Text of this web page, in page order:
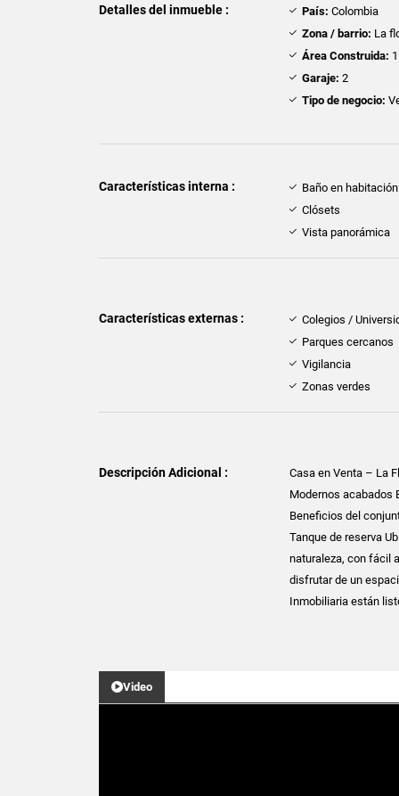
Detalles del inmueble : País: Colombia
Zona / barrio: La
Área Construida:
Garaje: 2
Tipo de negocio:
Características interna :
Baño en
Clósets
Vista panorámica
Características externas :
Colegios /
Parques cercanos
Vigilancia
Zonas verdes
Descripción Adicional :
Casa en Venta – La
Modernos acabados
Beneficios del
Tanque de reserva
naturaleza, con fácil
disfrutar de un
Inmobiliaria están
Video